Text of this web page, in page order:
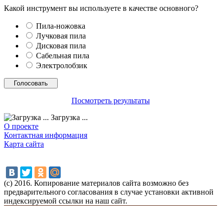
Какой инструмент вы используете в качестве основного?
Пила-ножовка
Лучковая пила
Дисковая пила
Сабельная пила
Электролобзик
Посмотреть результаты
Загрузка ...
О проекте
Контактная информация
Карта сайта
(с) 2016. Копирование материалов сайта возможно без
предварительного согласования в случае установки активной
индексируемой ссылки на наш сайт.